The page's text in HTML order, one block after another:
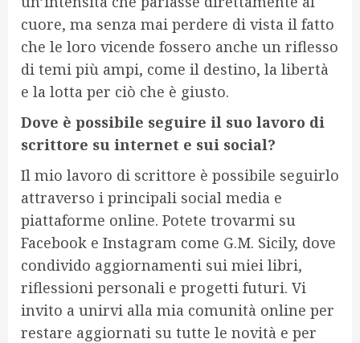
cuore, ma senza mai perdere di vista il fatto
che le loro vicende fossero anche un riflesso
di temi più ampi, come il destino, la libertà
e la lotta per ciò che è giusto.
Dove è possibile seguire il suo lavoro di
scrittore su internet e sui social?
Il mio lavoro di scrittore è possibile seguirlo
attraverso i principali social media e
piattaforme online. Potete trovarmi su
Facebook e Instagram come G.M. Sicily, dove
condivido aggiornamenti sui miei libri,
riflessioni personali e progetti futuri. Vi
invito a unirvi alla mia comunità online per
restare aggiornati su tutte le novità e per